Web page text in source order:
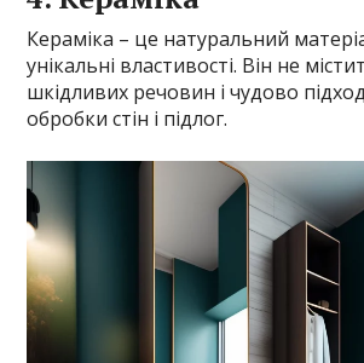
Кераміка – це натуральний
унікальні властивості. Він не
шкідливих речовин і чудово
обробки стін і підлог.